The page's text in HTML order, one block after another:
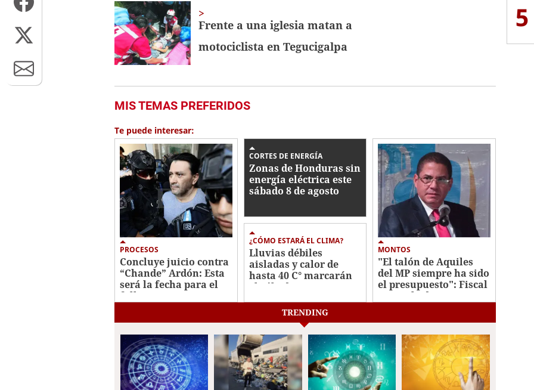
Frente a una iglesia matan a
motociclista en Tegucigalpa
MIS TEMAS PREFERIDOS
Te puede interesar:
PROCESOS
Concluye juicio contra
“Chande” Ardón: Esta
será la fecha para el
fallo
CORTES DE ENERGÍA
Zonas de Honduras sin
energía eléctrica este
sábado 8 de agosto
¿CÓMO ESTARÁ EL CLIMA?
Lluvias débiles
aisladas y calor de
hasta 40 C° marcarán
el sábado
MONTOS
"El talón de Aquiles
del MP siempre ha sido
el presupuesto": Fiscal
general adjunto
5
TRENDING